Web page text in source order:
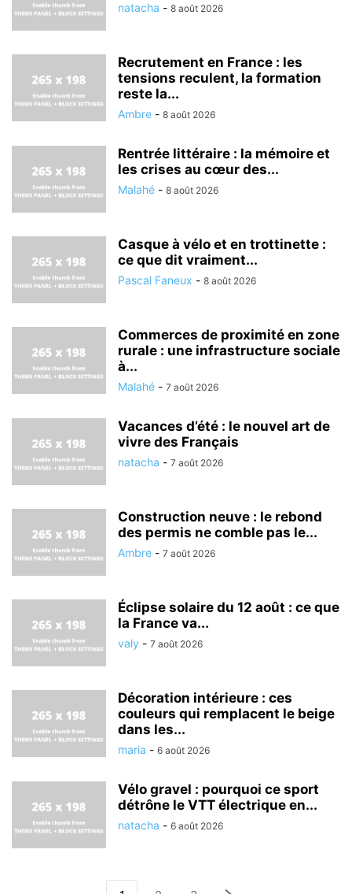
natacha - 8 août 2026
Recrutement en France : les
tensions reculent, la formation
reste la...
Ambre - 8 août 2026
Rentrée littéraire : la mémoire et
les crises au cœur des...
Malahé - 8 août 2026
Casque à vélo et en trottinette :
ce que dit vraiment...
Pascal Faneux - 8 août 2026
Commerces de proximité en zone
rurale : une infrastructure sociale
à...
Malahé - 7 août 2026
Vacances d’été : le nouvel art de
vivre des Français
natacha - 7 août 2026
Construction neuve : le rebond
des permis ne comble pas le...
Ambre - 7 août 2026
Éclipse solaire du 12 août : ce que
la France va...
valy - 7 août 2026
Décoration intérieure : ces
couleurs qui remplacent le beige
dans les...
maria - 6 août 2026
Vélo gravel : pourquoi ce sport
détrône le VTT électrique en...
natacha - 6 août 2026